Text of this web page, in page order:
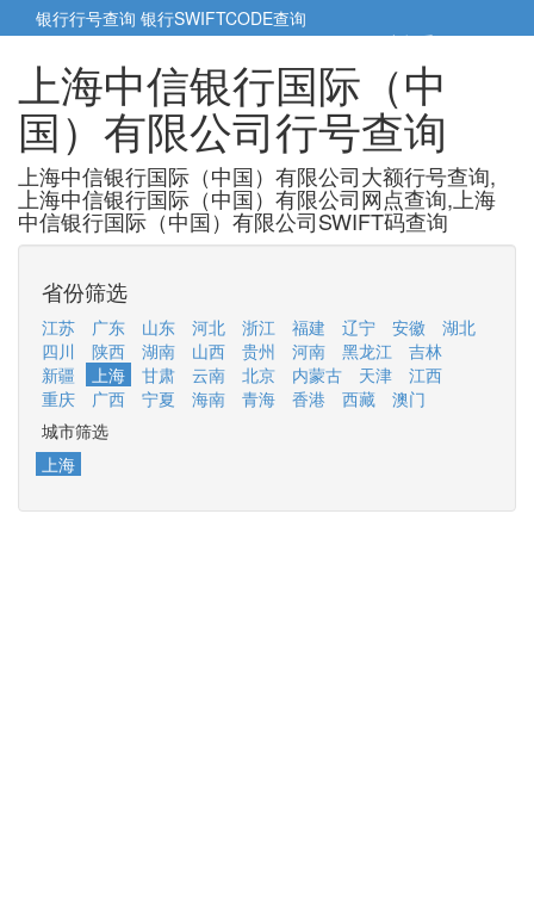
银行行号查询 银行SWIFTCODE查询
5cm小帮手5cm.cn
上海中信银行国际（中
国）有限公司行号查询
上海中信银行国际（中国）有限公司大额行号查询,
上海中信银行国际（中国）有限公司网点查询,上海
中信银行国际（中国）有限公司SWIFT码查询
省份筛选
江苏 广东 山东 河北 浙江 福建 辽宁 安徽
湖北
四川
陕西 湖南 山西 贵州 河南 黑龙江
吉林
新疆
上海 甘肃 云南 北京 内蒙古 天津
江西
重庆
广西 宁夏 海南 青海 香港 西藏
澳门
城市筛选
上海